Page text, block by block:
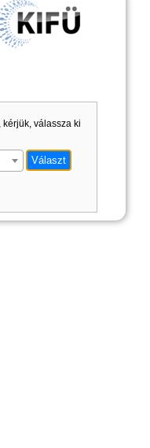
kérjük, válassza ki